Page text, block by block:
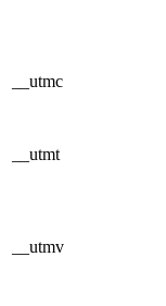
__utmc
__utmt
__utmv